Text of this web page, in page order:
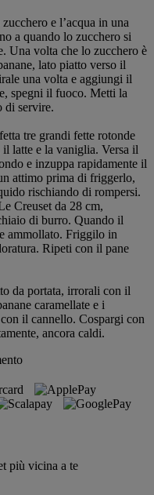
e l’acqua in una
a quando lo zucchero si
Una volta che lo zucchero è
lato piatto verso il
una volta e aggiungi il
spegni il fuoco. Metti la
di servire.
tre grandi fette rotonde
latte e la vaniglia. Versa il
e inzuppa rapidamente il
attimo prima di friggerlo,
rischiando di rompersi.
Creuset da 28 cm,
di burro. Quando il
ammollato. Friggilo in
Ripeti con il pane
da portata, irrorali con il
caramellate e i
il cannello. Cospargi con
ancora caldi.
più vicina a te